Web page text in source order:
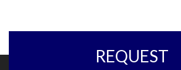
REQUEST